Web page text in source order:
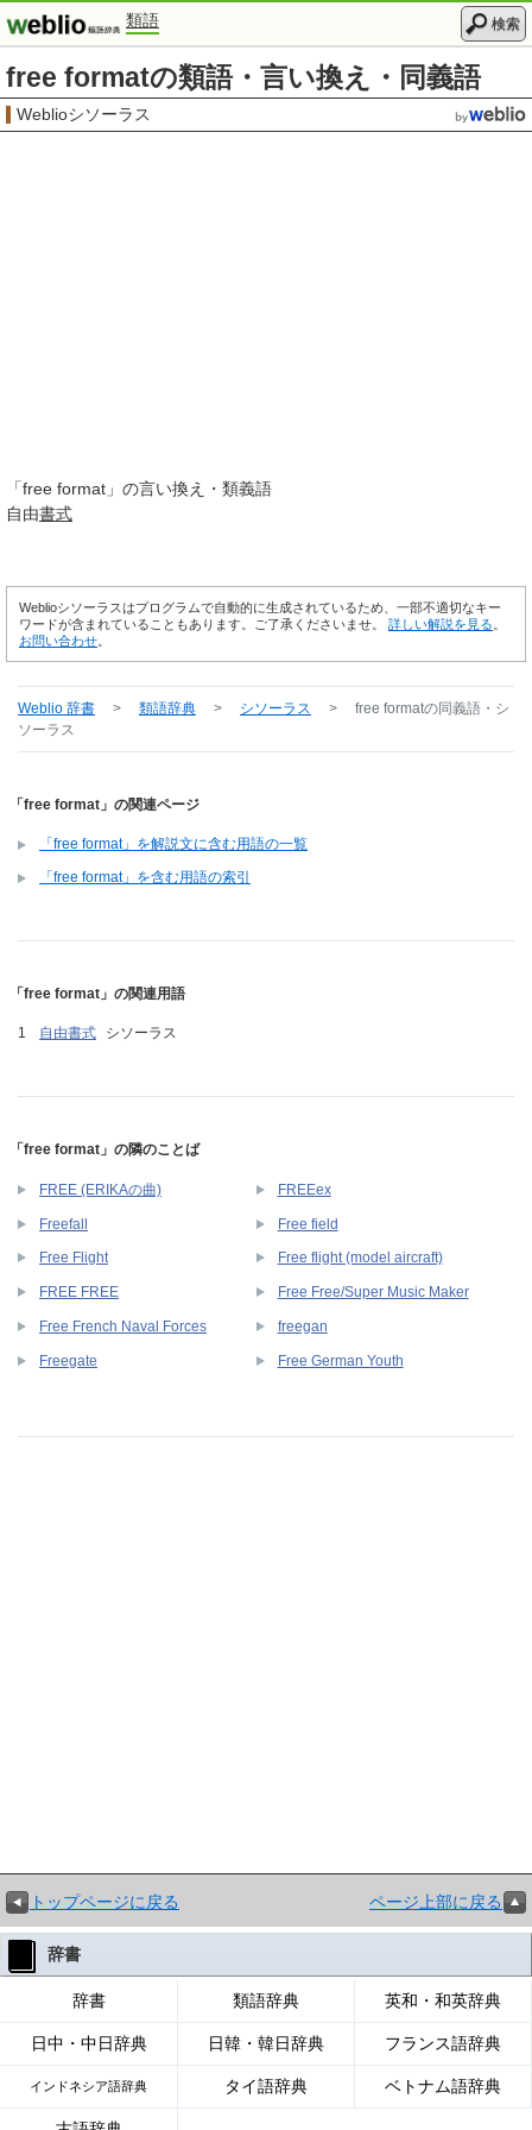
類語 検索
free formatの類語・言い換え・同義語
Weblioシソーラス
「free format 」の言い換え・類義語
自由書式
Weblioシソーラスはプログラムで自動的に生成されているため、一部不適切なキー
ワードが含まれていることもあります。ご了承くださいませ。 詳しい解説を見る
お問い合わせ
Weblio 辞書 > 類語辞典 > シソーラス > free formatの同義語・シ
ソーラス
「free format」の関連ページ
「free format」を解説文に含む用語の一覧
「free format」を含む用語の索引
「free format」の関連用語
自由書式 シソーラス
「free format」の隣のことば
FREE (ERIKAの曲) FREEex
Freefall Free field
Free Flight Free flight (model aircraft)
FREE FREE Free Free/Super Music Maker
Free French Naval Forces freegan
Freegate Free German Youth
トップページに戻る ページ上部に戻る
辞書
辞書 類語辞典 英和・和英辞典
日中・中日辞典 日韓・韓日辞典 フランス語辞典
インドネシア語辞典 タイ語辞典 ベトナム語辞典